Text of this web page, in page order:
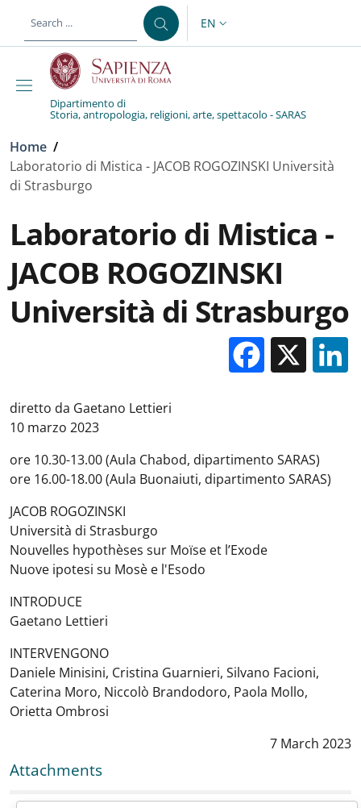
LANGUAGE SWITCHER:
EN
Dipartimento di
Storia, antropologia, religioni, arte, spettacolo - SARAS
Breadcrumb
Home /
Laboratorio di Mistica - JACOB ROGOZINSKI Università
di Strasburgo
Laboratorio di Mistica -
JACOB ROGOZINSKI
Università di Strasburgo
X
diretto da Gaetano Lettieri
10 marzo 2023
ore 10.30-13.00 (Aula Chabod, dipartimento SARAS)
ore 16.00-18.00 (Aula Buonaiuti, dipartimento SARAS)
JACOB ROGOZINSKI
Università di Strasburgo
Nouvelles hypothèses sur Moïse et l’Exode
Nuove ipotesi su Mosè e l'Esodo
INTRODUCE
Gaetano Lettieri
INTERVENGONO
Daniele Minisini, Cristina Guarnieri, Silvano Facioni,
Caterina Moro, Niccolò Brandodoro, Paola Mollo,
Orietta Ombrosi
Data notizia:
7 March 2023
Attachments